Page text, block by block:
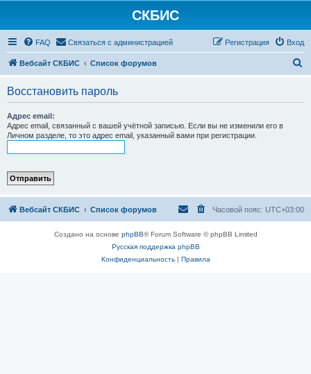
СКБИС
FAQ Связаться с администрацией Вход
Регистрация
Вебсайт СКБИС Список форумов
Восстановить пароль
Адрес email:
Адрес email, связанный с вашей учётной записью. Если вы не изменили его в
Личном разделе, то это адрес email, указанный вами при регистрации.
Вебсайт СКБИС Список форумов Часовой пояс: UTC+03:00
Создано на основе phpBB® Forum Software © phpBB Limited
Русская поддержка phpBB
Конфиденциальность| Правила